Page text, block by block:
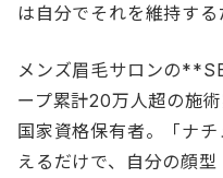
は自分でそれを維持する
メンズ眉毛サロンの
ープ累計20万人超の施
国家資格保有者。「ナ
えるだけで、自分の顔